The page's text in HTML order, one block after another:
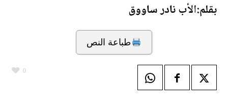
بقلم:الأب نادر ساووق
طباعة النص
0